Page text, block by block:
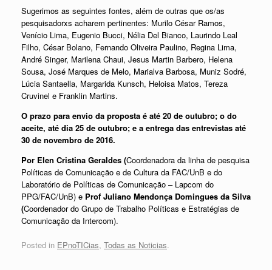
Sugerimos as seguintes fontes, além de outras que os/as
pesquisadorxs acharem pertinentes: Murilo César Ramos,
Venício Lima, Eugenio Bucci, Nélia Del Bianco, Laurindo Leal
Filho, César Bolano, Fernando Oliveira Paulino, Regina Lima,
André Singer, Marilena Chaui, Jesus Martin Barbero, Helena
Sousa, José Marques de Melo, Marialva Barbosa, Muniz Sodré,
Lúcia Santaella, Margarida Kunsch, Heloisa Matos, Tereza
Cruvinel e Franklin Martins.
O prazo para envio da proposta é até 20 de outubro; o do
aceite, até dia 25 de outubro; e a entrega das entrevistas até
30 de novembro de 2016.
Por Elen Cristina Geraldes (Coordenadora da linha de pesquisa
Políticas de Comunicação e de Cultura da FAC/UnB e do
Laboratório de Políticas de Comunicação – Lapcom do
PPG/FAC/UnB) e Prof Juliano Mendonça Domingues da Silva
(Coordenador do Grupo de Trabalho Políticas e Estratégias de
Comunicação da Intercom).
Posted in EPnoTICias, Todas as Noticias.